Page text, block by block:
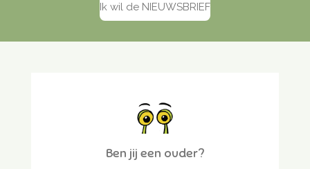
Ik wil de NIEUWSBRIEF
Ben jij een ouder?